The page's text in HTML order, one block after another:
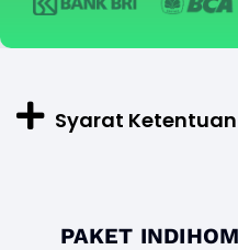
Syarat Ketentuan
PAKET